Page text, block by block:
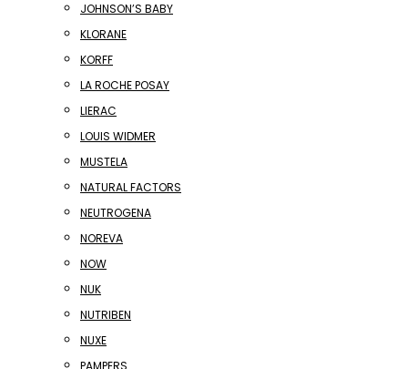
JOHNSON’S BABY
KLORANE
KORFF
LA ROCHE POSAY
LIERAC
LOUIS WIDMER
MUSTELA
NATURAL FACTORS
NEUTROGENA
NOREVA
NOW
NUK
NUTRIBEN
NUXE
PAMPERS